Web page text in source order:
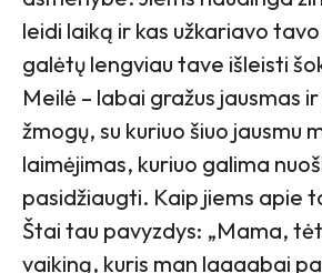
leidi laiką ir kas užkariavo
galėtų lengviau tave išleisti
Meilė – labai gražus jausmas
žmogų, su kuriuo šiuo jausmu
laimėjimas, kuriuo galima
pasidžiaugti. Kaip jiems apie
Štai tau pavyzdys: „Mama,
vaikiną, kuris man laaaabai